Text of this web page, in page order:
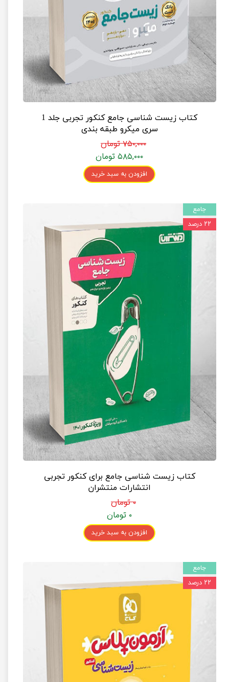
کتاب زیست شناسی جامع کنکور تجربی جلد 1
سری میکرو طبقه بندی
۷۵۰,۰۰۰ تومان
۵۸۵,۰۰۰ تومان
افزودن به سبد خرید
کتاب زیست شناسی جامع برای کنکور تجربی
انتشارات منتشران
۰ تومان
۰ تومان
افزودن به سبد خرید
جامع
۲۲ درصد
جامع
۲۲ درصد